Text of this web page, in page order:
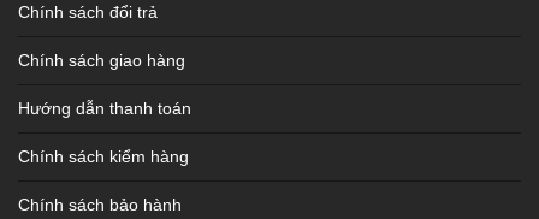
Chính sách đổi trả
Chính sách giao hàng
Hướng dẫn thanh toán
Chính sách kiểm hàng
Chính sách bảo hành